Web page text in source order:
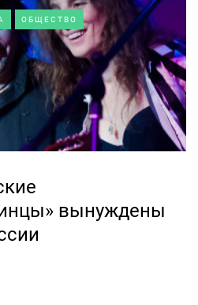
ОБЩЕСТВО
вынуждены